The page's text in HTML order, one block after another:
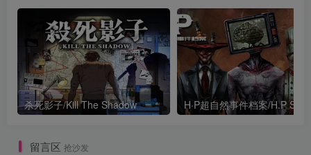
杀死影子/Kill The Shadow
留言区 抢沙发